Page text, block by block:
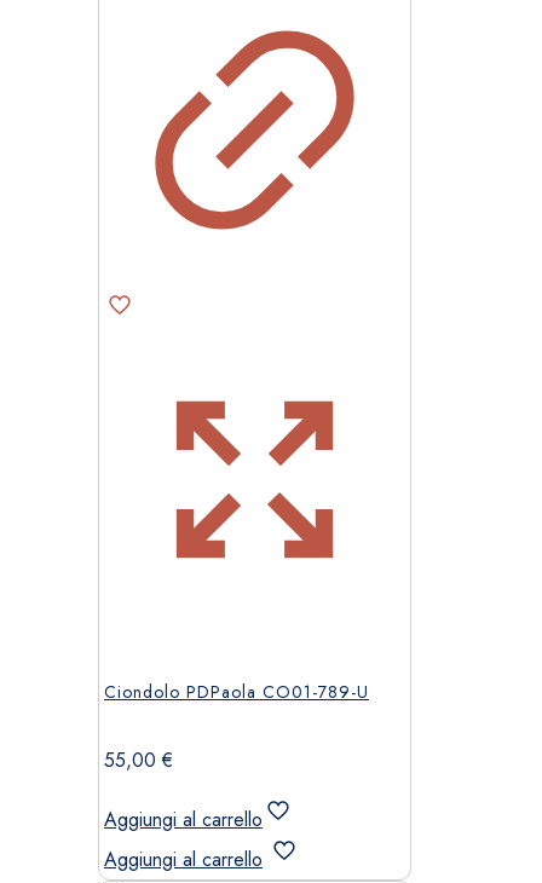
Ciondolo PDPaola CO01-789-U
55,00€
Aggiungi al carrello
Aggiungi al carrello